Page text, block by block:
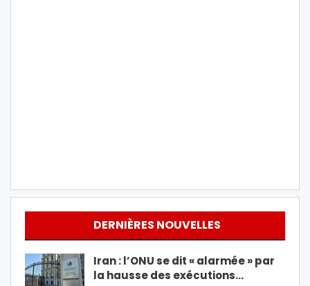
DERNIÈRES NOUVELLES
Iran : l’ONU se dit « alarmée » par
la hausse des exécutions…